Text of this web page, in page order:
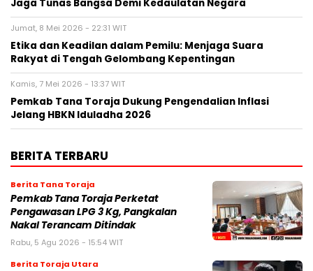
Jaga Tunas Bangsa Demi Kedaulatan Negara
Jumat, 8 Mei 2026 - 22:31 WIT
Etika dan Keadilan dalam Pemilu: Menjaga Suara
Rakyat di Tengah Gelombang Kepentingan
Kamis, 7 Mei 2026 - 13:37 WIT
Pemkab Tana Toraja Dukung Pengendalian Inflasi
Jelang HBKN Iduladha 2026
BERITA TERBARU
Berita Tana Toraja
Pemkab Tana Toraja Perketat
Pengawasan LPG 3 Kg, Pangkalan
Nakal Terancam Ditindak
Rabu, 5 Agu 2026 - 15:54 WIT
Berita Toraja Utara